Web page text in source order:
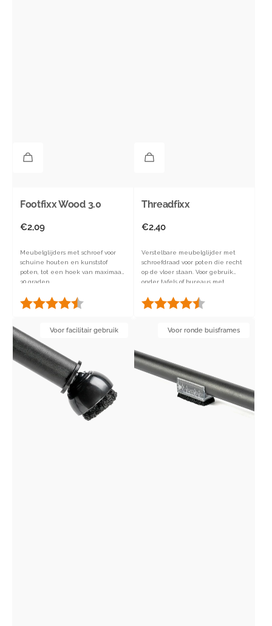
Footfixx Wood 3.0
Normale
€2,09
Meubelglijders met schroef voor
schuine houten en kunststof
poten, tot een hoek van maximaal
30 graden.
Beoordeling: 4.5 uit 5 sterren
Threadfixx
Normale
€2,40
Verstelbare meubelglijder met
schroefdraad voor poten die recht
op de vloer staan. Voor gebruik
onder tafels of bureaus met
Beoordeling:
Footfixx
Hollow
3.0
Voor facilitair gebruik Voor ronde buisframes